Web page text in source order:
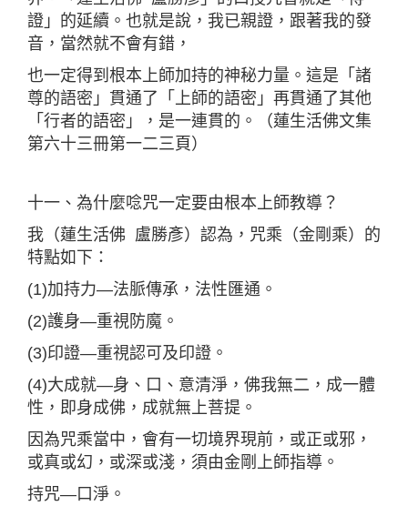
證」的延續。也就是說，我已親證，跟著我的發
音，當然就不會有錯，
也一定得到根本上師加持的神秘力量。這是「諸
尊的語密」貫通了「上師的語密」再貫通了其他
「行者的語密」，是一連貫的。（蓮生活佛文集
第六十三冊第一二三頁）
十一、為什麼唸咒一定要由根本上師教導？
我（蓮生活佛 盧勝彥）認為，咒乘（金剛乘）的
特點如下：
(1)加持力—法脈傳承，法性匯通。
(2)護身—重視防魔。
(3)印證—重視認可及印證。
(4)大成就—身、口、意清淨，佛我無二，成一體
性，即身成佛，成就無上菩提。
因為咒乘當中，會有一切境界現前，或正或邪，
或真或幻，或深或淺，須由金剛上師指導。
持咒—口淨。